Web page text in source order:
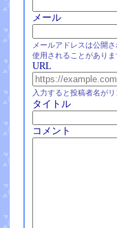
メール
メールアドレスは公開
使用されることがありま
URL
入力すると投稿者名が
タイトル
コメント